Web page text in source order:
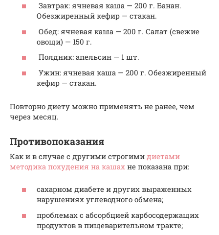
Завтрак: ячневая каша — 200 г. Банан.
Обезжиренный кефир — стакан.
Обед: ячневая каша — 200 г. Салат (свежие
овощи) — 150 г.
Полдник: апельсин — 1 шт.
Ужин: ячневая каша — 200 г. Обезжиренный
кефир — стакан.
Повторно диету можно применять не ранее, чем
через месяц.
Противопоказания
Как и в случае с другими строгими диетами
методика похудения на кашах не показана при:
сахарном диабете и других выраженных
нарушениях углеводного обмена;
проблемах с абсорбцией карбосодержащих
продуктов в пищеварительном тракте;